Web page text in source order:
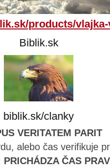
products/
Biblik.sk
biblik.sk/clanky
VERITATEM PARIT
alebo čas verifikuje
PRICHÁDZA ČAS